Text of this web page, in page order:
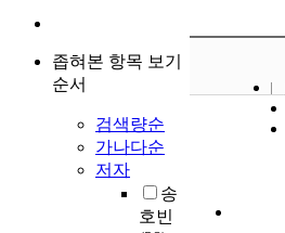
좁혀본 항목 보기
순서
검색량순
가나다순
저자
송
호빈